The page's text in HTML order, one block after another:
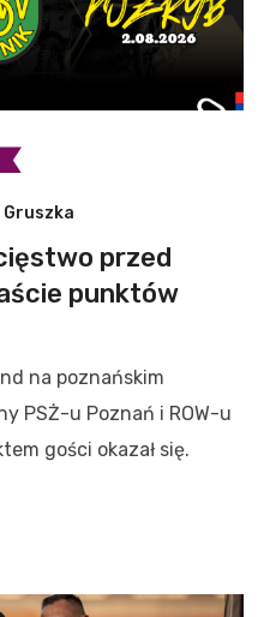
Gruszka
przed
punktów
na poznańskim
PSŻ-u Poznań i ROW-u
gości okazał się.